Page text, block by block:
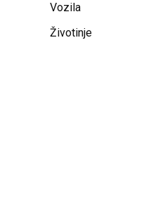
Vozila
Životinje